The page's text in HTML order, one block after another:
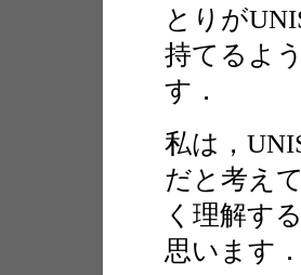
とりが
持てるよ
す．
私は，
だと考え
く理解す
思います